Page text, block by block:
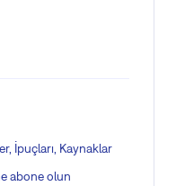
İpuçları, Kaynaklar
abone olun